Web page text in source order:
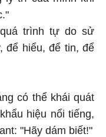
trình tự do sử
để hiểu, để tin, để
có thể khái quát
hiệu nổi tiếng,
"Hãy dám biết!"